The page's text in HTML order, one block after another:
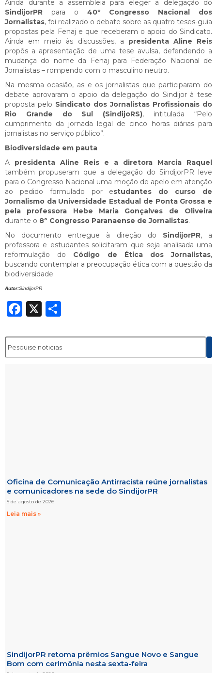
Ainda durante a assembleia para eleger a delegação do
SindijorPR para o 40º Congresso Nacional dos
Jornalistas, foi realizado o debate sobre as quatro teses-guia
propostas pela Fenaj e que receberam o apoio do Sindicato.
Ainda em meio às discussões, a presidenta Aline Reis
propôs a apresentação de uma tese avulsa, defendendo a
mudança do nome da Fenaj para Federação Nacional de
Jornalistas – rompendo com o masculino neutro.
Na mesma ocasião, as e os jornalistas que participaram do
debate aprovaram o apoio da delegação do Sindijor à tese
proposta pelo Sindicato dos Jornalistas Profissionais do
Rio Grande do Sul (SindijoRS), intitulada “Pelo
cumprimento da jornada legal de cinco horas diárias para
jornalistas no serviço público”.
Biodiversidade em pauta
A presidenta Aline Reis e a diretora Marcia Raquel
também propuseram que a delegação do SindijorPR leve
para o Congresso Nacional uma moção de apelo em atenção
ao pedido formulado por estudantes do curso de
Jornalismo da Universidade Estadual de Ponta Grossa e
pela professora Hebe Maria Gonçalves de Oliveira
durante o 8º Congresso Paranaense de Jornalistas.
No documento entregue à direção do SindijorPR, a
professora e estudantes solicitaram que seja analisada uma
reformulação do Código de Ética dos Jornalistas,
buscando contemplar a preocupação ética com a questão da
biodiversidade.
Autor:SindijorPR
Facebook
X
Oficina de Comunicação Antirracista reúne jornalistas
e comunicadores na sede do SindijorPR
5 de agosto de 2026
Leia mais »
SindijorPR retoma prêmios Sangue Novo e Sangue
Bom com cerimônia nesta sexta-feira